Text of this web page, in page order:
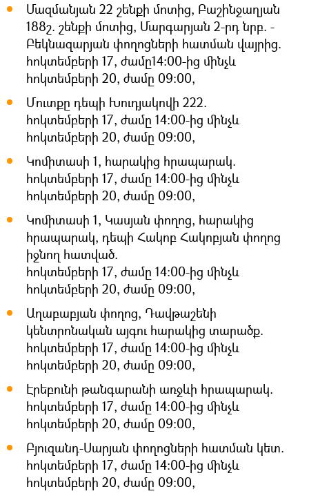
Մազմանյան 22 շենքի մոտից, Բաշինջաղյան
188շ. շենքի մոտից, Մարգարյան 2-րդ նրբ. -
Բեկնազարյան փողոցների հատման վայրից.
հոկտեմբերի 17, ժամը14:00-ից մինչև
հոկտեմբերի 20, ժամը 09:00,
Մուտքը դեպի Խուդյակովի 222.
հոկտեմբերի 17, ժամը 14:00-ից մինչև
հոկտեմբերի 20, ժամը 09:00,
Կոմիտասի 1, հարակից հրապարակ.
հոկտեմբերի 17, ժամը 14:00-ից մինչև
հոկտեմբերի 20, ժամը 09:00,
Կոմիտասի 1, Կասյան փողոց, հարակից
հրապարակ, դեպի Հակոբ Հակոբյան փողոց
իջնող հատված.
հոկտեմբերի 17, ժամը 14:00-ից մինչև
հոկտեմբերի 20, ժամը 09:00,
Աղաբաբյան փողոց, Դավթաշենի
կենտրոնական այգու հարակից տարածք.
հոկտեմբերի 17, ժամը 14:00-ից մինչև
հոկտեմբերի 20, ժամը 09:00,
Էրեբունի թանգարանի առջևի հրապարակ.
հոկտեմբերի 17, ժամը 14:00-ից մինչև
հոկտեմբերի 20, ժամը 09:00,
Բյուզանդ-Սարյան փողոցների հատման կետ.
հոկտեմբերի 17, ժամը 14:00-ից մինչև
հոկտեմբերի 20, ժամը 09:00,